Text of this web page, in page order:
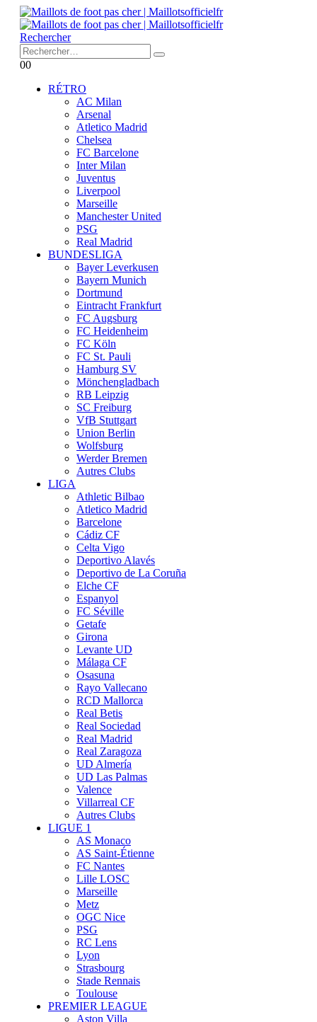
Rechercher
00
RÉTRO
AC Milan
Arsenal
Atletico Madrid
Chelsea
FC Barcelone
Inter Milan
Juventus
Liverpool
Marseille
Manchester United
PSG
Real Madrid
BUNDESLIGA
Bayer Leverkusen
Bayern Munich
Dortmund
Eintracht Frankfurt
FC Augsburg
FC Heidenheim
FC Köln
FC St. Pauli
Hamburg SV
Mönchengladbach
RB Leipzig
SC Freiburg
VfB Stuttgart
Union Berlin
Wolfsburg
Werder Bremen
Autres Clubs
LIGA
Athletic Bilbao
Atletico Madrid
Barcelone
Cádiz CF
Celta Vigo
Deportivo Alavés
Deportivo de La Coruña
Elche CF
Espanyol
FC Séville
Getafe
Girona
Levante UD
Málaga CF
Osasuna
Rayo Vallecano
RCD Mallorca
Real Betis
Real Sociedad
Real Madrid
Real Zaragoza
UD Almería
UD Las Palmas
Valence
Villarreal CF
Autres Clubs
LIGUE 1
AS Monaco
AS Saint-Étienne
FC Nantes
Lille LOSC
Marseille
Metz
OGC Nice
PSG
RC Lens
Lyon
Strasbourg
Stade Rennais
Toulouse
PREMIER LEAGUE
Aston Villa